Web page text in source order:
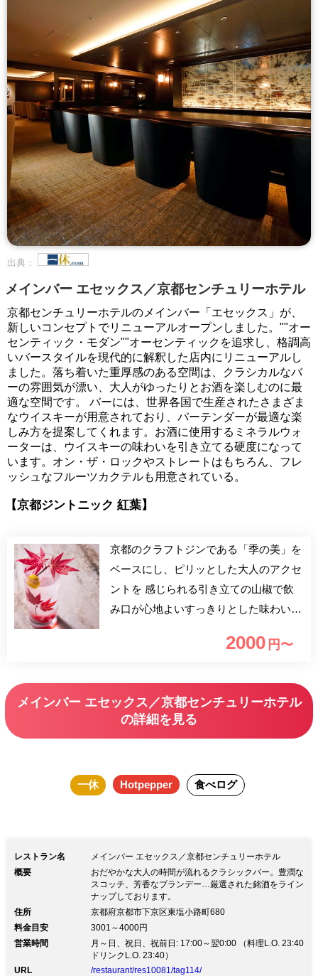
出典：
メインバー エセックス／京都センチュリーホテル
京都センチュリーホテルのメインバー「エセックス」が、
新しいコンセプトでリニューアルオープンしました。""オー
センティック・モダン""オーセンティックを追求し、格調高
いバースタイルを現代的に解釈した店内にリニューアルし
ました。落ち着いた重厚感のある空間は、クラシカルなバ
ーの雰囲気が漂い、大人がゆったりとお酒を楽しむのに最
適な空間です。 バーには、世界各国で生産されたさまざま
なウイスキーが用意されており、バーテンダーが最適な楽
しみ方を提案してくれます。お酒に使用するミネラルウォ
ーターは、ウイスキーの味わいを引き立てる硬度になって
います。オン・ザ・ロックやストレートはもちろん、フレ
ッシュなフルーツカクテルも用意されている。
【京都ジントニック 紅葉】
京都のクラフトジンである「季の美」を
ベースにし、ピリッとした大人のアクセ
ントを 感じられる引き立ての山椒で飲
み口が心地よいすっきりとした味わい
に色づいた秋の京都を思わせるビジュア
ャージ料500円込の価格でございます。
2000 円〜
メインバー エセックス／京都センチュリーホテル
の詳細を見る
一休 Hotpepper 食べログ
レストラン名
メインバー エセックス／京都センチュリーホテル
概要
おだやかな大人の時間が流れるクラシックバー。豊潤な
スコッチ、芳香なブランデー…厳選された銘酒をライン
ナップしております。
住所
京都府京都市下京区東塩小路町680
料金目安
3001～4000円
営業時間
月～日、祝日、祝前日: 17:00～翌0:00 （料理L.O. 23:40
ドリンクL.O. 23:40）
URL
/restaurant/res10081/tag114/